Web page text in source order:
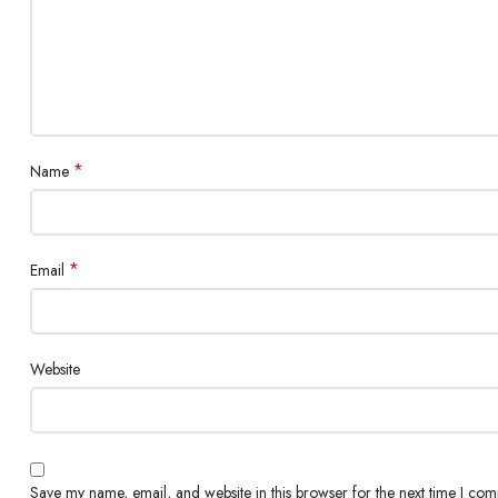
Name *
Email *
Website
Save my name, email, and website in this browser for the next time I